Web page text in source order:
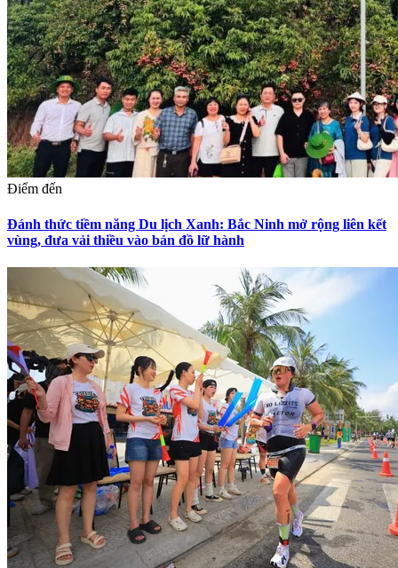
Điểm đến
Đánh thức tiềm năng Du lịch Xanh: Bắc Ninh mở rộng liên kết
vùng, đưa vải thiều vào bản đồ lữ hành